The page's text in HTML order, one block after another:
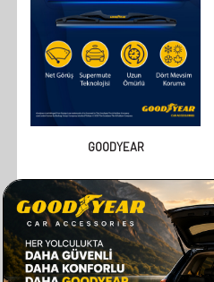
GOODYEAR
GOODYEAR VOLKSWAGEN
TOURAN MPV 2003-2010 ARASI
UYUMLU ARKA SILECEK (350MM)
358,00
TL
179,00TL